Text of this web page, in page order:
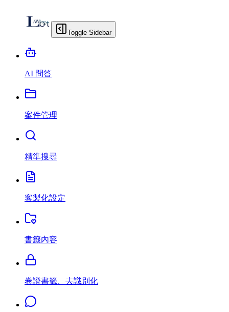
Toggle Sidebar
AI 問答
案件管理
精準搜尋
客製化設定
書籤內容
卷證書籤、去識別化